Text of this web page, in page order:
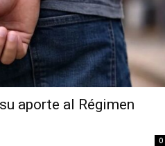
aporte al Régimen
0